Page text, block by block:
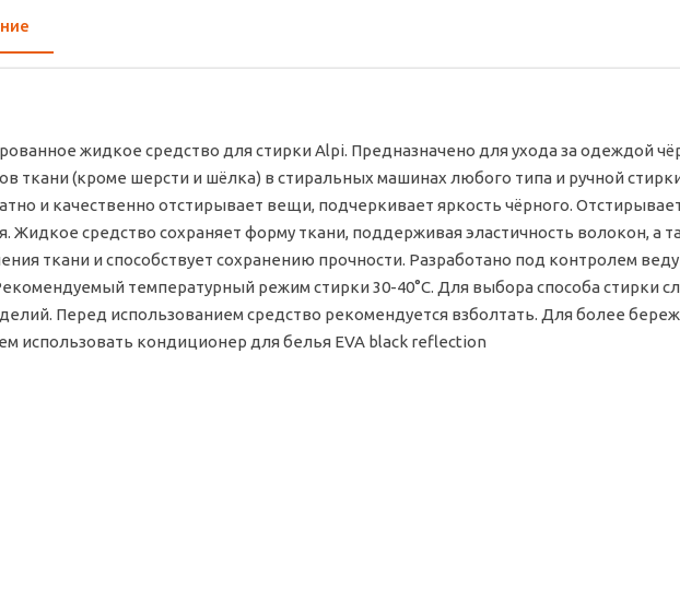
жидкое средство для стирки Alpi. Предназначено для ухода за одеждой
ткани (кроме шерсти и шёлка) в стиральных машинах любого типа и ручной
и качественно отстирывает вещи, подчеркивает яркость чёрного.
Жидкое средство сохраняет форму ткани, поддерживая эластичность волокон, а
ткани и способствует сохранению прочности. Разработано под контролем
температурный режим стирки 30-40°С. Для выбора способа стирки
Перед использованием средство рекомендуется взболтать. Для более
использовать кондиционер для белья EVA black reflection